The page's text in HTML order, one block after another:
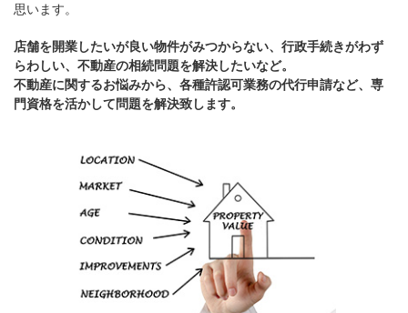
思います。
店舗を開業したいが良い物件がみつからない、行政手続きがわず
らわしい、不動産の相続問題を解決したいなど。
不動産に関するお悩みから、各種許認可業務の代行申請など、専
門資格を活かして問題を解決致します。